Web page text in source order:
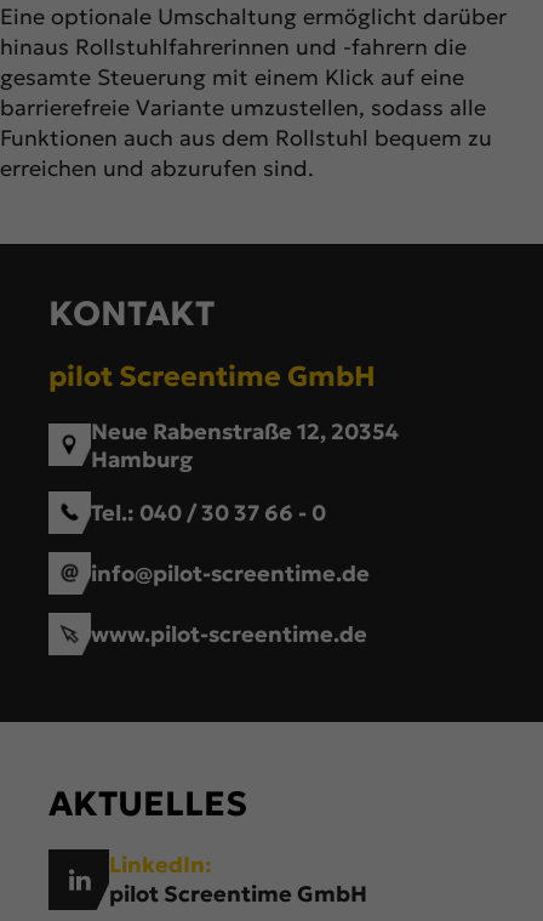
Eine optionale Umschaltung ermöglicht darüber
hinaus Rollstuhlfahrerinnen und -fahrern die
gesamte Steuerung mit einem Klick auf eine
barrierefreie Variante umzustellen, sodass alle
Funktionen auch aus dem Rollstuhl bequem zu
erreichen und abzurufen sind.
KONTAKT
pilot Screentime GmbH
Neue Rabenstraße 12, 20354
Hamburg
Tel.: 040 / 30 37 66 - 0
info@pilot-screentime.de
www.pilot-screentime.de
AKTUELLES
LinkedIn:
pilot Screentime GmbH